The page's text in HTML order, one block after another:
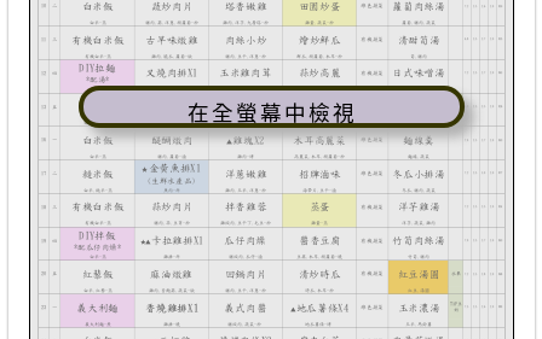
在全螢幕中檢視